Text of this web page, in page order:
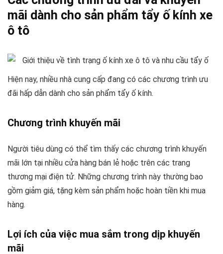
mãi dành cho sản phẩm tẩy ố kính xe
ô tô
Hiện nay, nhiều nhà cung cấp đang có các chương trình ưu
đãi hấp dẫn dành cho sản phẩm tẩy ố kính.
Chương trình khuyến mãi
Người tiêu dùng có thể tìm thấy các chương trình khuyến
mãi lớn tại nhiều cửa hàng bán lẻ hoặc trên các trang
thương mại điện tử. Những chương trình này thường bao
gồm giảm giá, tặng kèm sản phẩm hoặc hoàn tiền khi mua
hàng.
Lợi ích của việc mua sắm trong dịp khuyến
mãi